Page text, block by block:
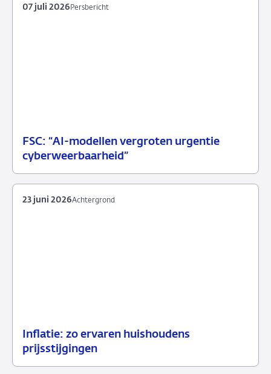
2026
FSC: “AI-modellen vergroten urgentie
cyberweerbaarheid”
07
Persbericht
Persbericht
07 juli 2026
Inflatie: zo ervaren huishoudens
prijsstijgingen
23
Achtergrond
Achtergrond
23 juni 2026